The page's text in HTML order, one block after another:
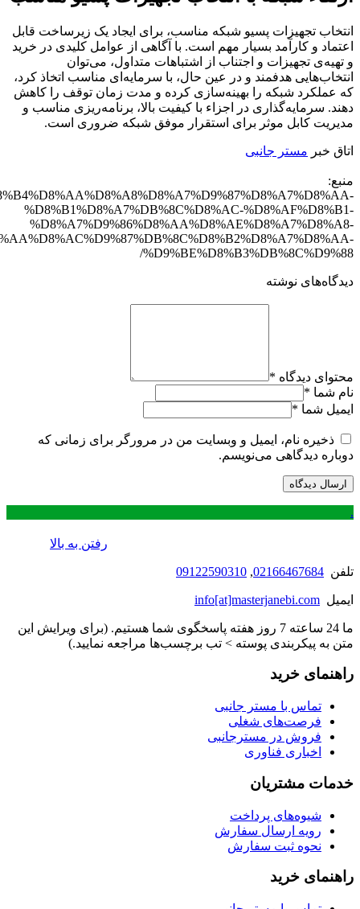
انتخاب تجهیزات پسیو شبکه مناسب، برای ایجاد یک زیرساخت قابل
اعتماد و کارآمد بسیار مهم است. با آگاهی از عوامل کلیدی در خرید
و تهیه‌ی تجهیزات و اجتناب از اشتباهات متداول، می‌توان
انتخاب‌هایی هدفمند و در عین حال، با سرمایه‌ا‌ی مناسب اتخاذ کرد،
که عملکرد شبکه را بهینه‌سازی کرده و مدت زمان توقف را کاهش
دهند. سرمایه‌گذاری در اجزاء با کیفیت بالا، برنامه‌ریزی مناسب و
مدیریت کابل موثر برای استقرار موفق شبکه ضروری است.
اتاق خبر مستر جانبی
منبع:
%D8%B1%D8%A7%DB%8C%D8%AC-%D8%AF%D8%B1-
%D8%A7%D9%86%D8%AA%D8%AE%D8%A7%D8%A8-
%D9%BE%D8%B3%DB%8C%D9%88/
دیدگاه‌های نوشته
محتوای دیدگاه *
نام شما *
ایمیل شما *
ذخیره نام، ایمیل و وبسایت من در مرورگر برای زمانی که
دوباره دیدگاهی می‌نویسم.
.
رفتن به بالا
تلفن 02166467684
,
09122590310
ایمیل info[at]masterjanebi.com
ما 24 ساعته 7 روز هفته پاسخگوی شما هستیم. (برای ویرایش این
متن به پیکربندی پوسته > تب برچسب‌ها مراجعه نمایید.)
راهنمای خرید
تماس با مستر جانبی
فرصت‌های شغلی
فروش در مسترجانبی
اخباری فناوری
خدمات مشتریان
شیوه‌های پرداخت
رویه ارسال سفارش
نحوه ثبت سفارش
راهنمای خرید